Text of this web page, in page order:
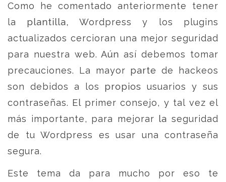
Como he comentado anteriormente tener
la plantilla, Wordpress y los plugins
actualizados cercioran una mejor seguridad
para nuestra web. Aún así debemos tomar
precauciones. La mayor parte de hackeos
son debidos a los propios usuarios y sus
contraseñas. El primer consejo, y tal vez el
más importante, para mejorar la seguridad
de tu Wordpress es usar una contraseña
segura.
Este tema da para mucho por eso te